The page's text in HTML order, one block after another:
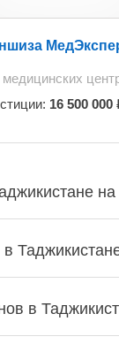
16 500 000
в
в